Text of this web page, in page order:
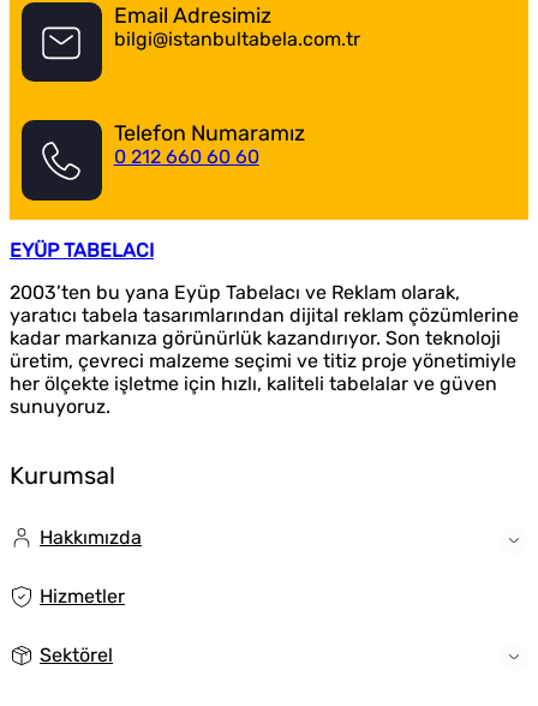
Email Adresimiz
bilgi@istanbultabela.com.tr
Telefon Numaramız
0 212 660 60 60
EYÜP TABELACI
2003’ten bu yana Eyüp Tabelacı ve Reklam olarak,
yaratıcı tabela tasarımlarından dijital reklam çözümlerine
kadar markanıza görünürlük kazandırıyor. Son teknoloji
üretim, çevreci malzeme seçimi ve titiz proje yönetimiyle
her ölçekte işletme için hızlı, kaliteli tabelalar ve güven
sunuyoruz.
Kurumsal
Hakkımızda
Hizmetler
Sektörel